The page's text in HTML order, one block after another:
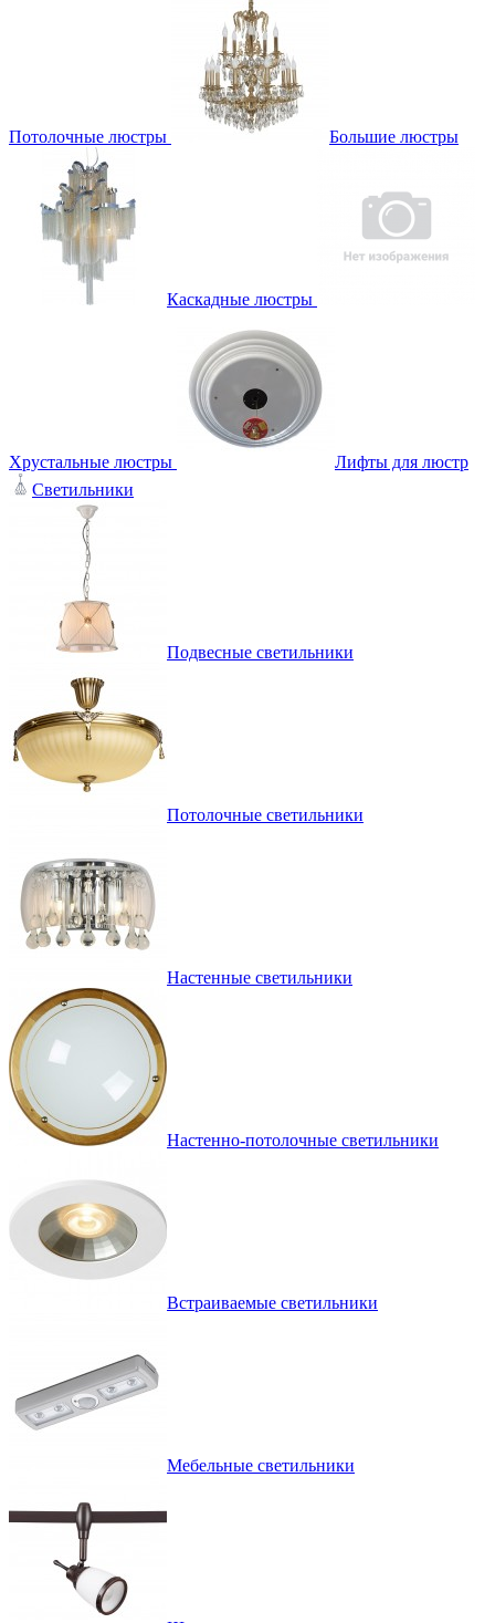
Потолочные люстры Большие люстры
Каскадные люстры
Хрустальные люстры
Лифты для люстр
Светильники
Подвесные светильники
Потолочные светильники
Настенные светильники
Настенно-потолочные светильники
Встраиваемые светильники
Мебельные светильники